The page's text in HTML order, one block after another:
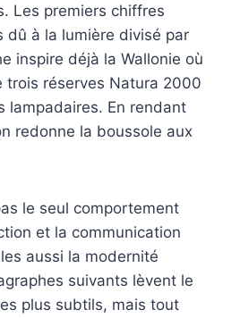
Les premiers chiffres
dû à la lumière divisé par
inspire déjà la Wallonie où
trois réserves Natura 2000
lampadaires. En rendant
redonne la boussole aux
le seul comportement
et la communication
aussi la modernité
suivants lèvent le
plus subtils, mais tout